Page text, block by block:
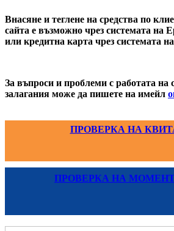
Внасяне и теглене на средства по
сайта е възможно чрез системата на
или кредитна карта чрез системата
За въпроси и проблеми с работата на
залагания може да пишете на имейл
ПРОВЕРКА НА
ПРОВЕРКА НА